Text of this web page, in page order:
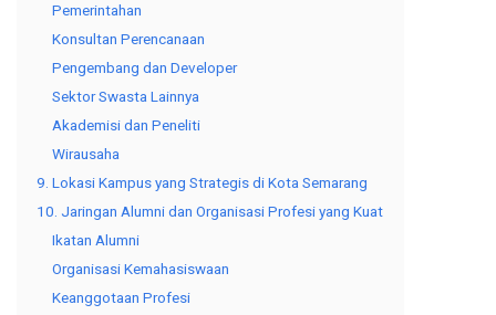
Pemerintahan
Konsultan Perencanaan
Pengembang dan Developer
Sektor Swasta Lainnya
Akademisi dan Peneliti
Wirausaha
9. Lokasi Kampus yang Strategis di Kota Semarang
10. Jaringan Alumni dan Organisasi Profesi yang Kuat
Ikatan Alumni
Organisasi Kemahasiswaan
Keanggotaan Profesi